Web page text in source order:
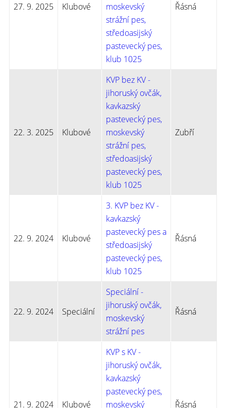
27. 9. 2025 Klubové
moskevský
strážní pes,
středoasijský
pastevecký pes,
klub 1025
Řásná
22. 3. 2025 Klubové
KVP bez KV -
jihoruský ovčák,
kavkazský
pastevecký pes,
moskevský
strážní pes,
středoasijský
pastevecký pes,
klub 1025
Zubří
22. 9. 2024 Klubové
3. KVP bez KV -
kavkazský
pastevecký pes a
středoasijský
pastevecký pes,
klub 1025
Řásná
22. 9. 2024 Speciální
Speciální -
jihoruský ovčák,
moskevský
strážní pes
Řásná
21. 9. 2024 Klubové
KVP s KV -
jihoruský ovčák,
kavkazský
pastevecký pes,
moskevský
Řásná